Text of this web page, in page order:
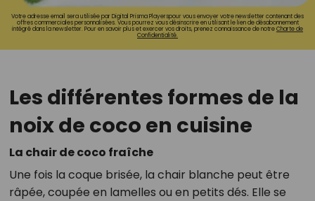
Votre adresse email sera utilisée par Digital Prisma Playerspour vous envoyer votre newsletter contenant des
offres commerciales personnalisées. Vous pourrez vous désinscrire en utilisant le lien de désabonnement
intégré dans la newsletter. Pour en savoir plus et exercer vos droits, prenez connaissance de notreCharte de
Confidentialité.
Les différentes formes de la
noix de coco en cuisine
La chair de coco fraîche
Une fois la coque brisée, la chair blanche peut être
râpée, coupée en lamelles ou en petits dés. Elle se